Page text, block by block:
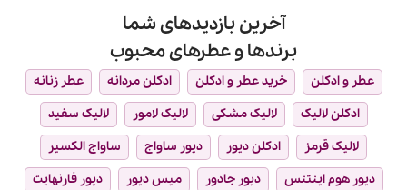
آخرین بازدیدهای شما
برندها و عطرهای محبوب
عطر و ادکلن خرید عطر و ادکلن ادکلن مردانه
عطر زنانه
ادکلن لالیک
لالیک مشکی لالیک لامور
لالیک سفید
لالیک قرمز
ادکلن دیور دیور ساواج
ساواج الکسیر
دیور هوم اینتنس
دیور جادور میس دیور
دیور فارنهایت